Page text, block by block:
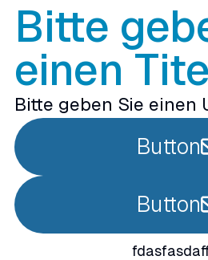
Bitte
einen
Bitte geben Sie einen
Button
Button